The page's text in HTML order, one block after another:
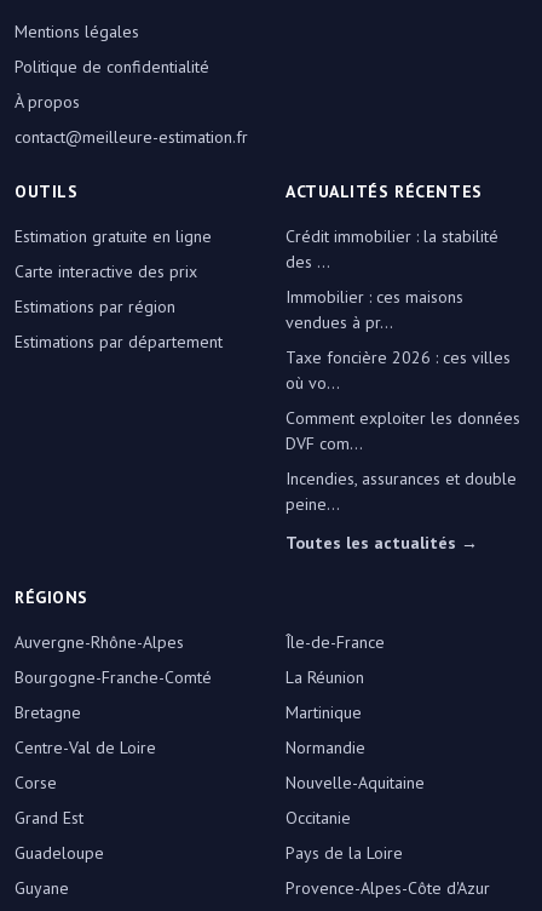
Mentions légales
Politique de confidentialité
À propos
contact@meilleure-estimation.fr
OUTILS
Estimation gratuite en ligne
Carte interactive des prix
Estimations par région
Estimations par département
ACTUALITÉS RÉCENTES
Crédit immobilier : la stabilité
des ...
Immobilier : ces maisons
vendues à pr...
Taxe foncière 2026 : ces villes
où vo...
Comment exploiter les données
DVF com...
Incendies, assurances et double
peine...
Toutes les actualités →
RÉGIONS
Auvergne-Rhône-Alpes
Bourgogne-Franche-Comté
Bretagne
Centre-Val de Loire
Corse
Grand Est
Guadeloupe
Guyane
Île-de-France
La Réunion
Martinique
Normandie
Nouvelle-Aquitaine
Occitanie
Pays de la Loire
Provence-Alpes-Côte d'Azur